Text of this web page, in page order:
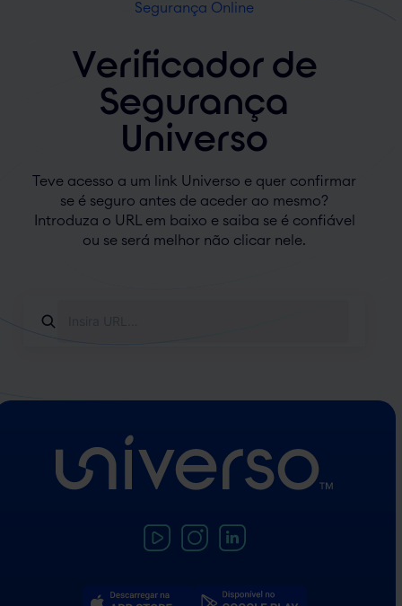
Segurança Online
Verificador de
Segurança
Universo
Teve acesso a um link Universo e quer confirmar
se é seguro antes de aceder ao mesmo?
Introduza o URL em baixo e saiba se é confiável
ou se será melhor não clicar nele.
Insira